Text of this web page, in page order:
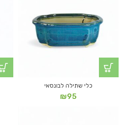
כלי שתילה לבונסאי
₪95